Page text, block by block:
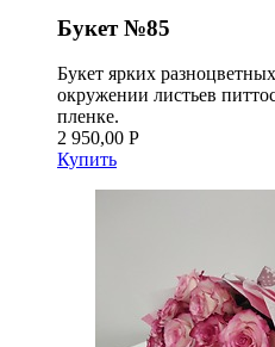
Букет №85
Букет ярких
окружении листьев
пленке.
2 950,00 Р
Купить